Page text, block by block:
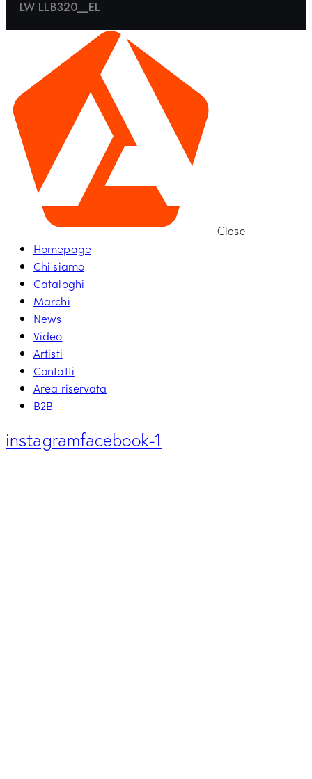
LW LLB320__EL
Close
Homepage
Chi siamo
Cataloghi
Marchi
News
Video
Artisti
Contatti
Area riservata
B2B
instagramfacebook-1